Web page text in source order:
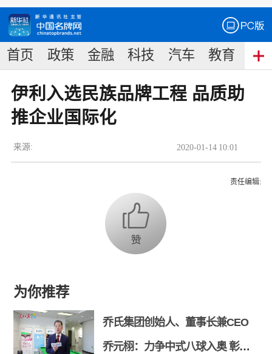
首页 政策 金融 科技 汽车 教育 食
伊利入选民族品牌工程 品质助
推企业国际化
2020-01-14 10:01
来源:
责任编辑:
为你推荐
乔氏集团创始人、董事长兼CEO
乔元栩：力争中式八球入奥 彰显